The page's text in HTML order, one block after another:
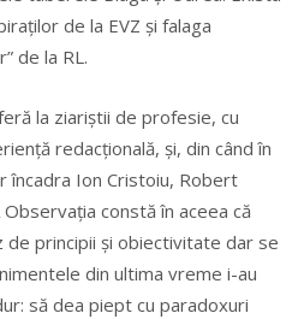
de la EVZ și falaga
de la RL.
la ziariștii de profesie, cu
redacțională, și, din când în
încadra Ion Cristoiu, Robert
constă în aceea că
de principii și obiectivitate dar se
din ultima vreme i-au
să dea piept cu paradoxuri